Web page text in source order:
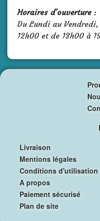
Horaires d'ouverture:
Du Lundi au
12h00 et de 13h00 à
Livraison
Mentions légales
Conditions d'utilisation
A propos
Paiement sécurisé
Plan de site